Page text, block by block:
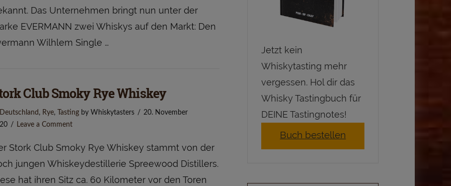
Das Unternehmen bringt nun unter der
EVERMANN zwei Whiskys auf den Markt: Den
Wilhlem Single …
Club Smoky Rye Whiskey
Deutschland , Rye, Tastingby Whiskytasters
20. November
Leave a Comment
Stork Club Smoky Rye Whiskey stammt von der
jungen Whiskeydestillerie Spreewood Distillers.
hat ihren Sitz ca. 60 Kilometer vor den Toren
Jetzt kein
Whiskytasting mehr
vergessen. Hol dir das
Whisky Tastingbuch für
DEINE Tastingnotes!
Buch bestellen